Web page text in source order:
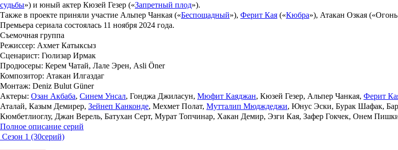
судьбы») и юный актер Кюзей Гезер («Запретный плод»).
Также в проекте приняли участие Альпер Чанкая («Беспощадный»), Ферит Кая («Кюбра»), Атакан Озкая («
Премьера сериала состоялась 11 ноября 2024 года.
Съемочная группа
Режиссер: Ахмет Катыксыз
Сценарист: Гюлизар Ирмак
Продюсеры: Керем Чатай, Лале Эрен, Asli Öner
Композитор: Атакан Илгаздаг
Монтаж: Deniz Bulut Güner
Актеры: Озан Акбаба, Синем Унсал, Гонджа Джиласун, Мюфит Каяджан, Кюзей Гезер, Альпер Чанкая, Ферит
Аталай, Казым Демирер, Зейнеп Канконде, Мехмет Полат, Мутталип Мюдждеджи, Юнус Эски, Бурак Шафак,
Кюмбетлиоглу, Джан Верель, Батухан Серт, Мурат Топчинар, Хакан Демир, Эзги Кая, Зафер Гокчек, Онем
Полное описание серий
Сезон 1 (30серий)